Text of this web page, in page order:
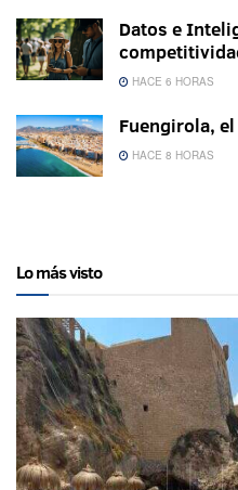
Datos e
HACE 6 HORAS
Fuengirola,
HACE 8 HORAS
Lo más visto